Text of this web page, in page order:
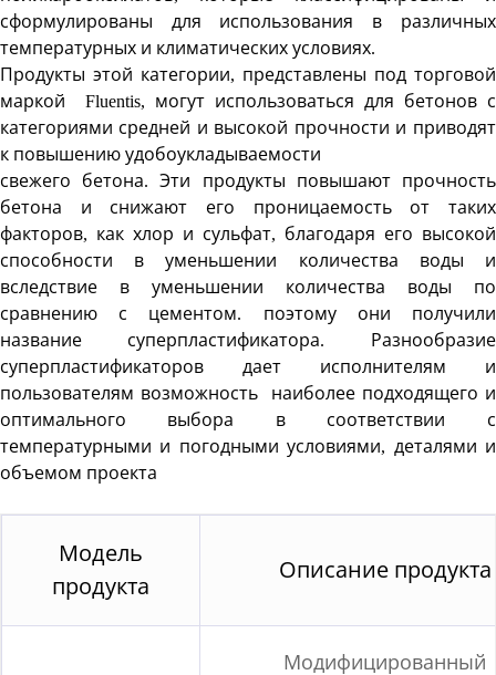
сформулированы для использования в различных
температурных и климатических условиях.
Продукты этой категории, представлены под торговой
маркой Fluentis, могут использоваться для бетонов с
категориями средней и высокой прочности и приводят
к повышению удобоукладываемости
свежего бетона. Эти продукты повышают прочность
бетона и снижают его проницаемость от таких
факторов, как хлор и сульфат, благодаря его высокой
способности в уменьшении количества воды и
вследствие в уменьшении количества воды по
сравнению с цементом. поэтому они получили
название суперпластификатора. Разнообразие
суперпластификаторов дает исполнителям и
пользователям возможность наиболее подходящего и
оптимального выбора в соответствии с
температурными и погодными условиями, деталями и
объемом проекта
Модель
продукта
Описание продукта
Модифицированный